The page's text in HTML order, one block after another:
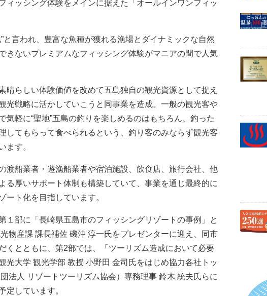
ィッシング体験をメインに据えた「オールインワンフィッ
と言われ、豊富な魚種が獲れる漁場とダイナミックな自然
きないプレミアムなフィッシング体験がマニアの間で人気
晴らしい体験価値を改めて五島独自の観光資源として捉え
光戦略に活かしていこうと同事業を造成。一般の観光客や
気軽に“聖地”五島の釣りを楽しめるのはもちろん、釣った
してもらって食べられるという、釣り客のみならず観光客
ます。
渡船業者・遊漁船業者や宿泊施設、飲食店、旅行会社、他
る厚いサポート体制も構築していて、事業を通じ最終的に
ート化を目指しています。
１部に「長崎県五島市のフィッシングリゾートの事例」と
物産課 課長補佐 磯沖 淳一氏をプレゼンターに迎え、同市
くとともに、第2部では、「ツーリズム造成において必要
光大学 観光学部 教授 小野田 金司氏をはじめ協力各社トッ
法人 リゾートツーリズム協会）専務理事 鈴木 統夫氏らに
定しています。